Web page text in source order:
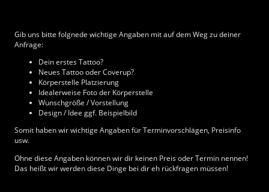
Gib uns bitte folgnede wichtige Angaben mit auf dem Weg zu deiner
Anfrage:
Dein erstes Tattoo?
Neues Tattoo oder Coverup?
Körperstelle Platzierung
Idealerweise Foto der Körperstelle
Wunschgröße / Vorstellung
Design / Idee ggf. Beispielbild
Somit haben wir wichtige Angaben für Terminvorschlägen, Preisinfo
usw.
Ohne diese Angaben können wir dir keinen Preis oder Termin nennen!
Das heißt wir werden diese Dinge bei dir eh rückfragen müssen!